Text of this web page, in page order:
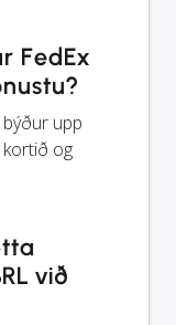
FedEx
upp
og
við